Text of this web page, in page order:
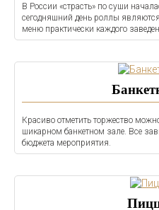
В России «страсть» по суши
сегодняшний день роллы
меню практически каждого
Красиво отметить торжество
шикарном банкетном зале. Все
бюджета мероприятия.